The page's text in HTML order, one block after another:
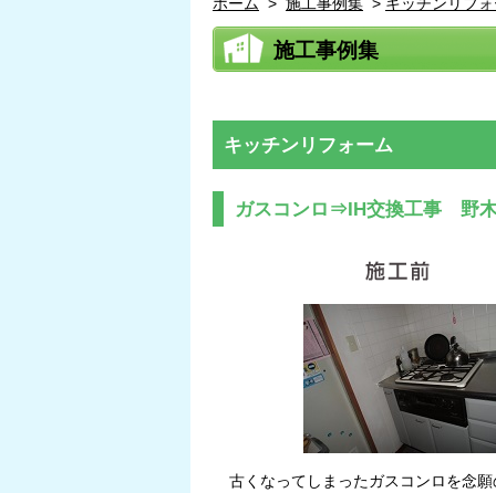
施工事例集
キッチンリフォーム
ガスコンロ⇒IH交換工事 野
古くなってしまったガスコンロを念